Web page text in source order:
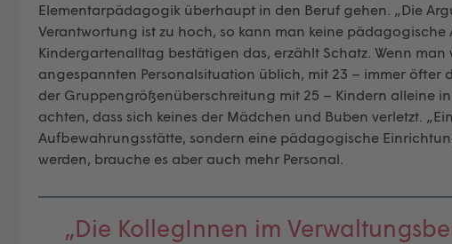
Elementarpädagogik überhaupt in den Beruf gehen. „Die
Verantwortung ist zu hoch, so kann man keine pädagogische
Kindergartenalltag bestätigen das, erzählt Schatz. Wenn
angespannten Personalsituation üblich, mit 23 – immer
der Gruppengrößenüberschreitung mit 25 – Kindern alleine
achten, dass sich keines der Mädchen und Buben verletzt.
Aufbewahrungsstätte, sondern eine pädagogische
werden, brauche es aber auch mehr Personal.
„Die KollegInnen im